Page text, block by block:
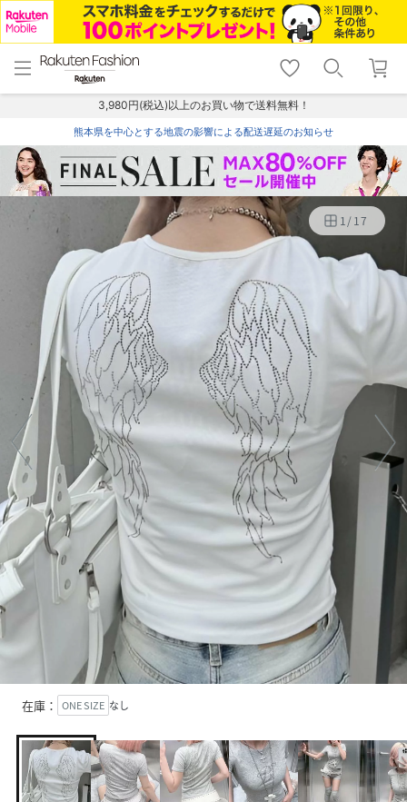
menu home
トップ
shopping_cart lock_outline
ログイン
3,980円(税込)以上のお買い物で送料無料！
熊本県を中心とする地震の影響による配送遅延のお知らせ
1/17
在庫： ONE SIZE なし